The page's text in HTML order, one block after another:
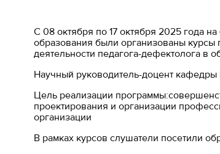
С 08 октября по 17 октября 2025 года
образования были организованы
деятельности педагога-дефектолога в
Научный руководитель-доцент
Цель реализации
проектирования и организации
организации
В рамках курсов слушатели посетили